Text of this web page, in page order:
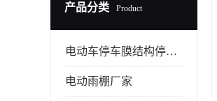
产品分类 Product
电动车停车膜结构停车棚
电动雨棚厂家